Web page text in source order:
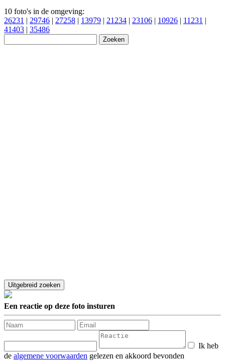
10 foto's in de omgeving:
26231 | 29746 | 27258 | 13979 | 21234 | 23106 | 10926 | 11231 |
41403 | 35486
Een reactie op deze foto insturen
Ik heb
de algemene voorwaarden gelezen en akkoord bevonden